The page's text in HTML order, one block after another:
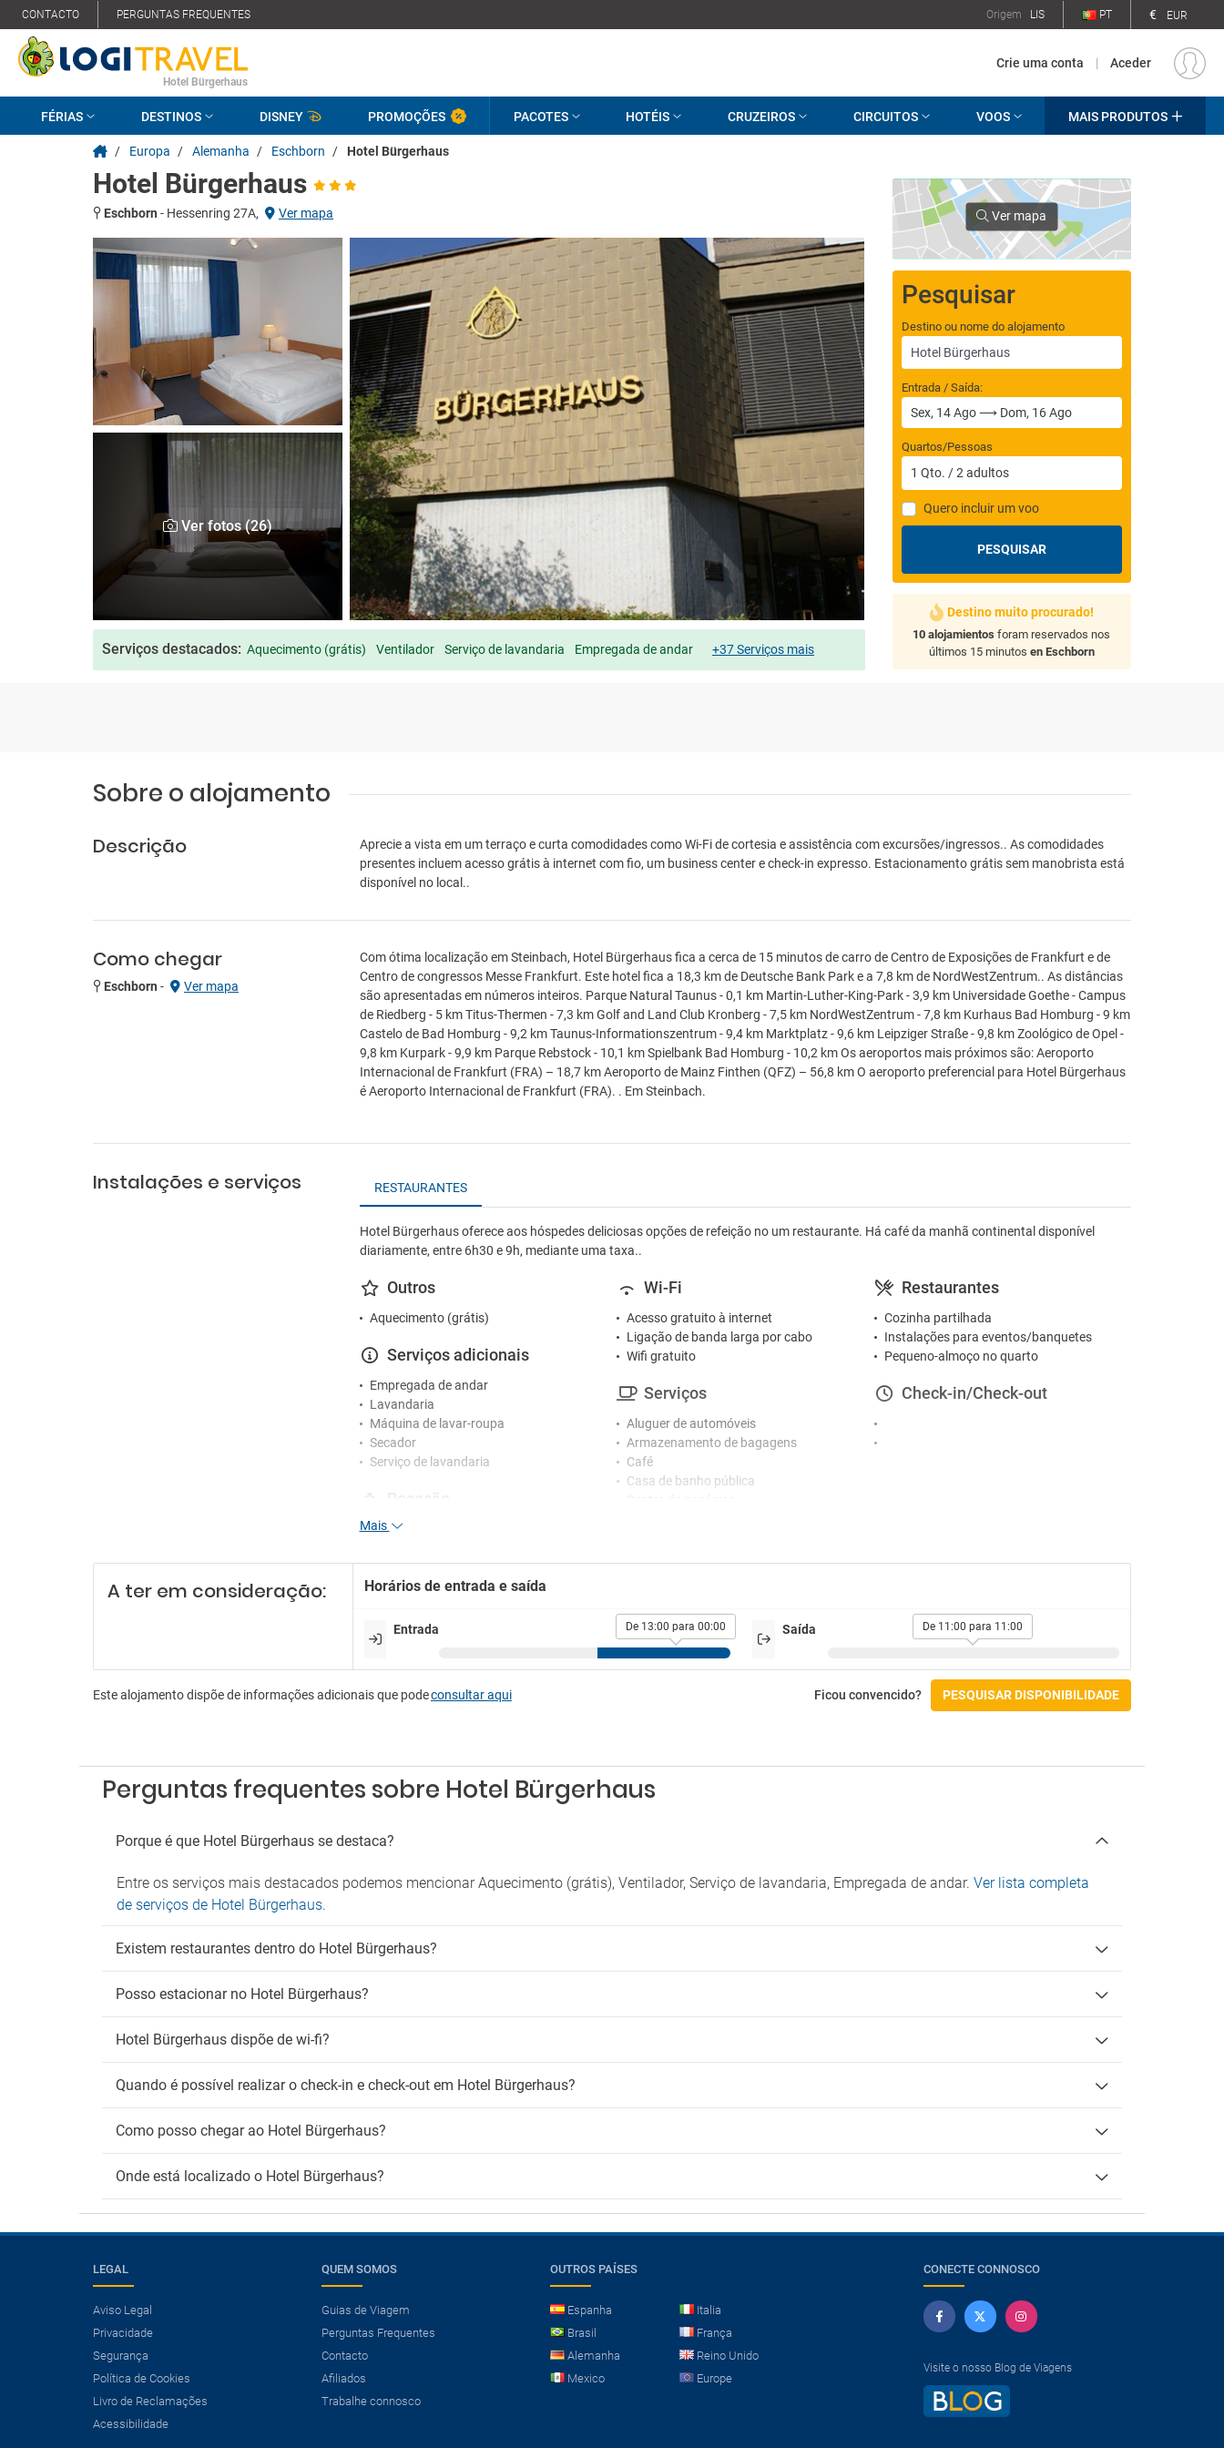
CONTACTO PERGUNTAS FREQUENTES Origem LIS PT € EUR
Hotel Bürgerhaus
Crie uma conta | Aceder
FÉRIAS DESTINOS DISNEY PROMOÇÕES PACOTES HOTÉIS CRUZEIROS CIRCUITOS VOOS MAIS PRODUTOS
/ Europa / Alemanha / Eschborn / Hotel Bürgerhaus
Hotel Bürgerhaus
Eschborn - Hessenring 27A, Ver mapa
Ver fotos (26)
Serviços destacados: Aquecimento (grátis) Ventilador Serviço de lavandaria Empregada de andar +37 Serviços mais
Ver mapa
Pesquisar
Destino ou nome do alojamento
Entrada / Saída:
Quartos/Pessoas
1 Qto. /2 adultos
Quero incluir um voo
PESQUISAR
Destino muito procurado!
10 alojamientos foram reservados nos
últimos 15 minutos en Eschborn
Sobre o alojamento
Descrição
Aprecie a vista em um terraço e curta comodidades como Wi-Fi de cortesia e assistência com excursões/ingressos.. As comodidades
presentes incluem acesso grátis à internet com fio, um business center e check-in expresso. Estacionamento grátis sem manobrista está
disponível no local..
Como chegar
Eschborn - Ver mapa
Com ótima localização em Steinbach, Hotel Bürgerhaus fica a cerca de 15 minutos de carro de Centro de Exposições de Frankfurt e de
Centro de congressos Messe Frankfurt. Este hotel fica a 18,3 km de Deutsche Bank Park e a 7,8 km de NordWestZentrum.. As distâncias
são apresentadas em números inteiros. Parque Natural Taunus - 0,1 km Martin-Luther-King-Park - 3,9 km Universidade Goethe - Campus
de Riedberg - 5 km Titus-Thermen - 7,3 km Golf and Land Club Kronberg - 7,5 km NordWestZentrum - 7,8 km Kurhaus Bad Homburg - 9 km
Castelo de Bad Homburg - 9,2 km Taunus-Informationszentrum - 9,4 km Marktplatz - 9,6 km Leipziger Straße - 9,8 km Zoológico de Opel -
9,8 km Kurpark - 9,9 km Parque Rebstock - 10,1 km Spielbank Bad Homburg - 10,2 km Os aeroportos mais próximos são: Aeroporto
Internacional de Frankfurt (FRA) – 18,7 km Aeroporto de Mainz Finthen (QFZ) – 56,8 km O aeroporto preferencial para Hotel Bürgerhaus
é Aeroporto Internacional de Frankfurt (FRA). . Em Steinbach.
Instalações e serviços RESTAURANTES
Hotel Bürgerhaus oferece aos hóspedes deliciosas opções de refeição no um restaurante. Há café da manhã continental disponível
diariamente, entre 6h30 e 9h, mediante uma taxa..
Outros
Aquecimento (grátis)
Serviços adicionais
Empregada de andar
Lavandaria
Máquina de lavar-roupa
Secador
Serviço de lavandaria
Receção 24 horas
Estacionamento
Wi-Fi
Acesso gratuito à internet
Ligação de banda larga por cabo
Wifi gratuito
Serviços
Aluguer de automóveis
Armazenamento de bagagens
Café
Casa de banho pública
Sala de banquetes e eventos
Secador
Serviço de despertador
Tábua para calças
Venda de entradas
Restaurantes
Cozinha partilhada
Instalações para eventos/banquetes
Pequeno-almoço no quarto
Check-in/Check-out
Mais
A ter em consideração: Horários de entrada e saída
Entrada De 13:00 para 00:00 Saída De 11:00 para 11:00
Este alojamento dispõe de informações adicionais que podeconsultar aqui Ficou convencido? PESQUISAR DISPONIBILIDADE
Perguntas frequentes sobre Hotel Bürgerhaus
Porque é que Hotel Bürgerhaus se destaca?
Entre os serviços mais destacados podemos mencionar Aquecimento (grátis), Ventilador, Serviço de lavandaria, Empregada de andar. Ver lista completa
de serviços de Hotel Bürgerhaus.
Existem restaurantes dentro do Hotel Bürgerhaus?
Posso estacionar no Hotel Bürgerhaus?
Hotel Bürgerhaus dispõe de wi-fi?
Quando é possível realizar o check-in e check-out em Hotel Bürgerhaus?
Como posso chegar ao Hotel Bürgerhaus?
Onde está localizado o Hotel Bürgerhaus?
Precisa de um voo?
Ver ofertas de Voo + Hotel
Poupe mais de 25% nas suas férias.
LEGAL
Aviso Legal
Privacidade
Segurança
Política de Cookies
Livro de Reclamações
Acessibilidade
QUEM SOMOS
Guias de Viagem
Perguntas Frequentes
Contacto
Afiliados
Trabalhe connosco
OUTROS PAÍSES
Espanha
Italia
Brasil
França
Alemanha
Reino Unido
Mexico
Europe
CONECTE CONNOSCO
Visite o nosso Blog de Viagens